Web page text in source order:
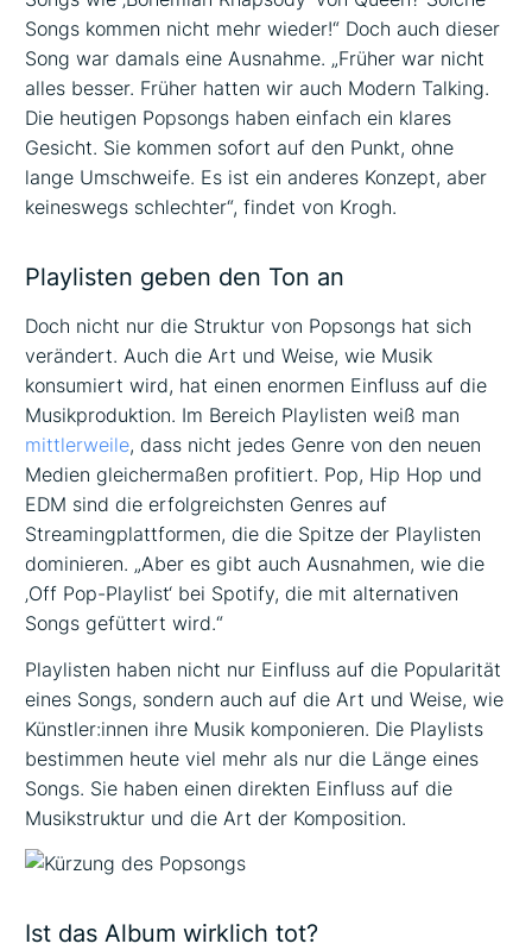
Songs kommen nicht mehr wieder!“ Doch auch dieser
Song war damals eine Ausnahme. „Früher war nicht
alles besser. Früher hatten wir auch Modern Talking.
Die heutigen Popsongs haben einfach ein klares
Gesicht. Sie kommen sofort auf den Punkt, ohne
lange Umschweife. Es ist ein anderes Konzept, aber
keineswegs schlechter“, findet von Krogh.
Playlisten geben den Ton an
Doch nicht nur die Struktur von Popsongs hat sich
verändert. Auch die Art und Weise, wie Musik
konsumiert wird, hat einen enormen Einfluss auf die
Musikproduktion. Im Bereich Playlisten weiß man
mittlerweile, dass nicht jedes Genre von den neuen
Medien gleichermaßen profitiert. Pop, Hip Hop und
EDM sind die erfolgreichsten Genres auf
Streamingplattformen, die die Spitze der Playlisten
dominieren. „Aber es gibt auch Ausnahmen, wie die
‚Off Pop-Playlist‘ bei Spotify, die mit alternativen
Songs gefüttert wird.“
Playlisten haben nicht nur Einfluss auf die Popularität
eines Songs, sondern auch auf die Art und Weise, wie
Künstler:innen ihre Musik komponieren. Die Playlists
bestimmen heute viel mehr als nur die Länge eines
Songs. Sie haben einen direkten Einfluss auf die
Musikstruktur und die Art der Komposition.
Ist das Album wirklich tot?